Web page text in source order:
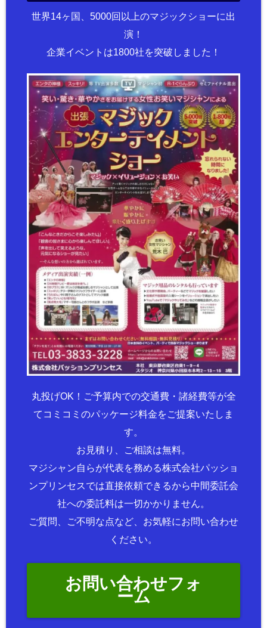
世界14ヶ国、5000回以上のマジックショーに出
演！
企業イベントは1800社を突破しました！
丸投げOK！ご予算内での交通費・諸経費等が全
てコミコミのパッケージ料金をご提案いたしま
す。
お見積り、ご相談は無料。
マジシャン自らが代表を務める株式会社パッショ
ンプリンセスでは直接依頼できるから中間委託会
社への委託料は一切かかりません。
ご質問、ご不明な点など、お気軽にお問い合わせ
ください。
お問い合わせフォ
ーム